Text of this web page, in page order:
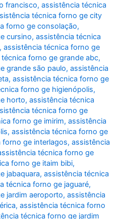
francisco,assistência técnica
técnica forno ge city
forno ge consolação,
cursino,assistência técnica
,assistência técnica forno ge
forno ge grande abc,
grande são paulo,assistência
,assistência técnica forno ge
forno ge higienópolis,
horto,assistência técnica
técnica forno ge
forno ge imirim,assistência
,assistência técnica forno ge
ge interlagos,assistência
técnica forno ge
forno ge itaim bibi,
jabaquara,assistência técnica
técnica forno ge jaguaré,
jardim aeroporto,assistência
,assistência técnica forno
técnica forno ge jardim